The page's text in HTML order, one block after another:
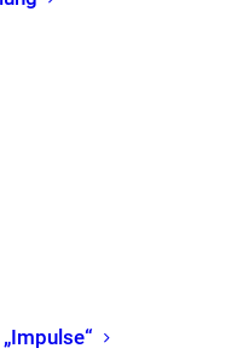
Entmachtung der
umstrittene
in einem
Proteste